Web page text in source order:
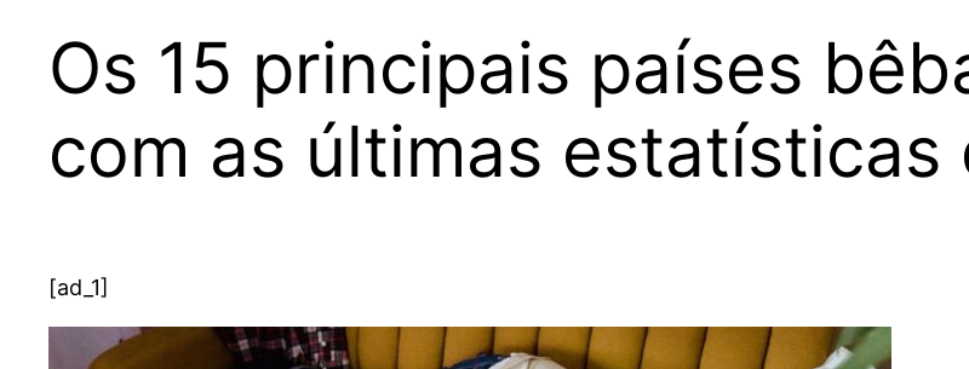
Os 15 principais países
com as últimas estatísticas
[ad_1]